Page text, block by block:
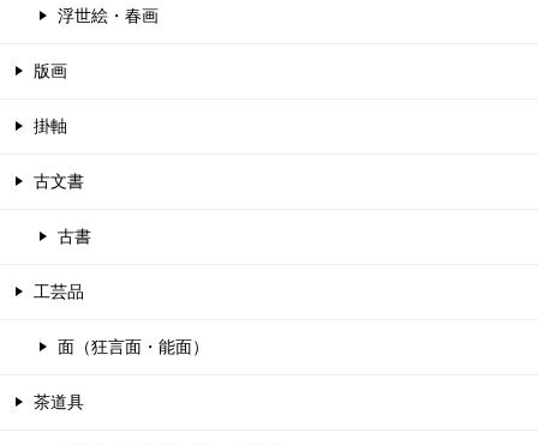
浮世絵・春画
版画
掛軸
古文書
古書
工芸品
面（狂言面・能面）
茶道具